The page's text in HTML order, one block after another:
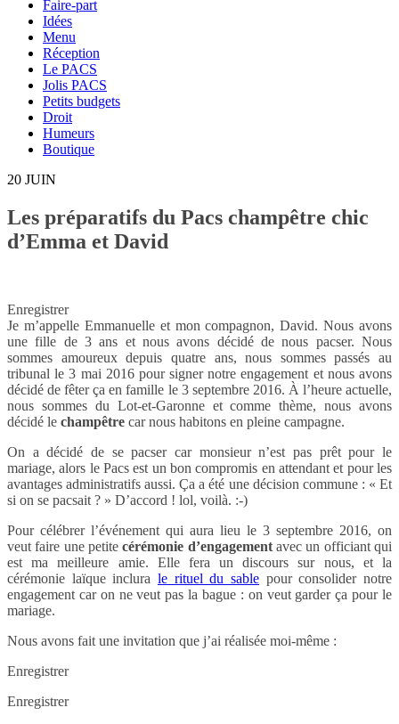
Faire-part
Idées
Menu
Réception
Le PACS
Jolis PACS
Petits budgets
Droit
Humeurs
Boutique
20 JUIN
Les préparatifs du Pacs champêtre chic
d’Emma et David
Enregistrer
Je m’appelle Emmanuelle et mon compagnon, David. Nous avons
une fille de 3 ans et nous avons décidé de nous pacser. Nous
sommes amoureux depuis quatre ans, nous sommes passés au
tribunal le 3 mai 2016 pour signer notre engagement et nous avons
décidé de fêter ça en famille le 3 septembre 2016. À l’heure actuelle,
nous sommes du Lot-et-Garonne et comme thème, nous avons
décidé le champêtre car nous habitons en pleine campagne.
On a décidé de se pacser car monsieur n’est pas prêt pour le
mariage, alors le Pacs est un bon compromis en attendant et pour les
avantages administratifs aussi. Ça a été une décision commune : « Et
si on se pacsait ? » D’accord ! lol, voilà. :-)
Pour célébrer l’événement qui aura lieu le 3 septembre 2016, on
veut faire une petitecérémonie d’engagementavec un officiant qui
est ma meilleure amie. Elle fera un discours sur nous, et la
cérémonie laïque inclura le rituel du sable pour consolider notre
engagement car on ne veut pas la bague : on veut garder ça pour le
mariage.
Nous avons fait une invitation que j’ai réalisée moi-même :
Enregistrer
Enregistrer